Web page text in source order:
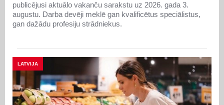
publicējusi aktuālo vakanču sarakstu uz 2026. gada 3.
augustu. Darba devēji meklē gan kvalificētus speciālistus,
gan dažādu profesiju strādniekus.
LATVIJA